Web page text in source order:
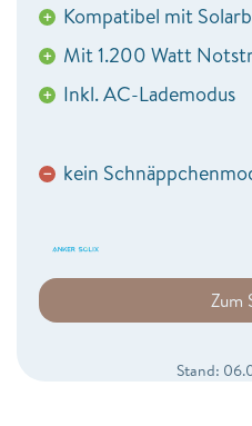
+ Kompatibel mit
+ Mit 1.200 Watt
+ Inkl. AC-Lademodus
− kein
Zum
Stand: